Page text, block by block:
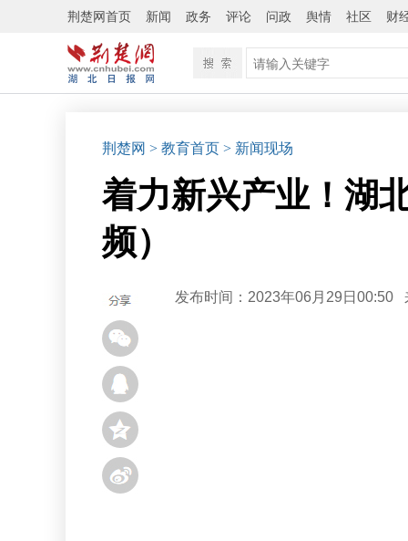
荆楚网首页 新闻 政务 评论 问政 舆情 社区 财
荆楚网 > 教育首页 > 新闻现场
着力新兴产业！湖
频）
发布时间：2023年06月29日00:50